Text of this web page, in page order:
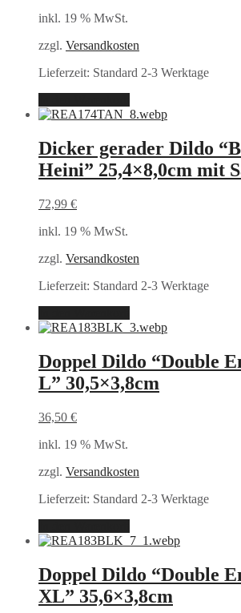
inkl. 19 % MwSt.
zzgl. Versandkosten
Lieferzeit: Standard 2-3 Werktage
Dicker gerader Dildo
Heini” 25,4×8,0cm mit
72,99 €
inkl. 19 % MwSt.
zzgl. Versandkosten
Lieferzeit: Standard 2-3 Werktage
Doppel Dildo “Double
L” 30,5×3,8cm
36,50 €
inkl. 19 % MwSt.
zzgl. Versandkosten
Lieferzeit: Standard 2-3 Werktage
Doppel Dildo “Double
XL” 35,6×3,8cm